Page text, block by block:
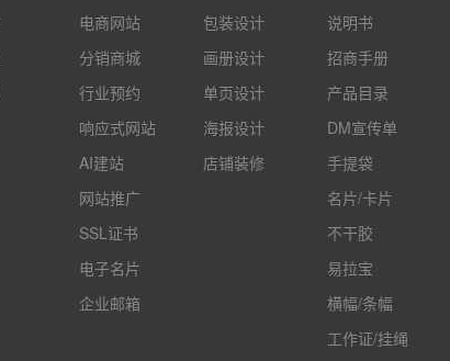
电商网站
分销商城
行业预约
响应式网站
AI建站
网站推广
SSL证书
电子名片
企业邮箱
包装设计
画册设计
单页设计
海报设计
店铺装修
说明书
招商手册
产品目录
DM宣传单
手提袋
名片/卡片
不干胶
易拉宝
横幅/条幅
工作证/挂绳